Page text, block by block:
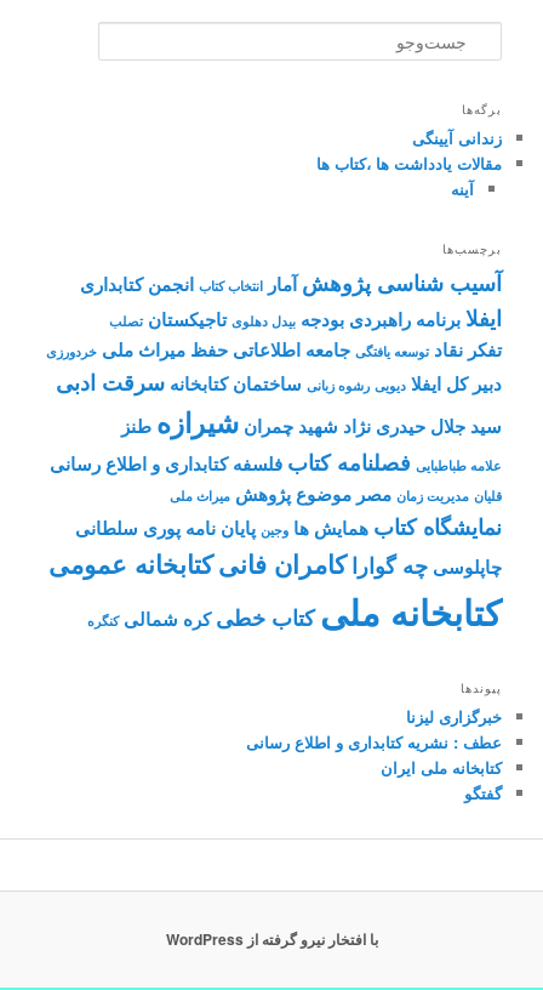
نوشته
س
و
برگه‌ها
زندانی آیینگی
مقالات یادداشت ها ،کتاب ها
آینه
برچسب‌ها
آسیب شناسی پژوهش آمار انتخاب کتاب انجمن کتابداری
ایفلابرنامه راهبردی بودجه بیدل دهلوی تاجیکستان تصلب
تفکر نقاد توسعه یافتگی جامعه اطلاعاتی حفظ میراث ملی خردورزی
دبیر کل ایفلا دیویی رشوه زبانی ساختمان کتابخانه سرقت ادبی
سید جلال حیدری نژاد شهید چمران شیرازه طنز
علامه طباطبایی فصلنامه کتاب فلسفه کتابداری و اطلاع رسانی
قلیان مدیریت زمان مصر موضوع پژوهش میراث ملی
نمایشگاه کتاب همایش ها وجین پایان نامه پوری سلطانی
چاپلوسی چه گواراکامران فانیکتابخانه عمومی
کتابخانه ملیکتاب خطی کره شمالی کنگره
پیوندها
خبرگزاری لیزنا
عطف : نشریه کتابداری و اطلاع رسانی
کتابخانه ملی ایران
گفتگو
با افتخار نیرو گرفته از WordPress